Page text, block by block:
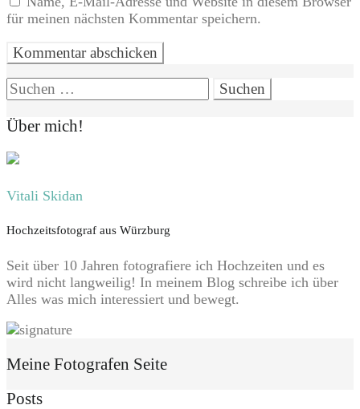
für meinen nächsten Kommentar speichern.
Suchen
nach:
Über mich!
Vitali Skidan
Hochzeitsfotograf aus Würzburg
Seit über 10 Jahren fotografiere ich Hochzeiten und es
wird nicht langweilig! In meinem Blog schreibe ich über
Alles was mich interessiert und bewegt.
Meine Fotografen Seite
Posts